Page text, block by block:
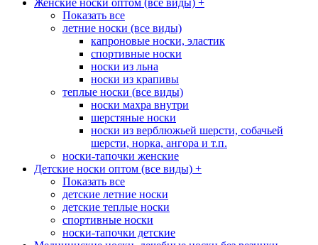
Показать все
летние носки (все виды)
капроновые носки, эластик
спортивные носки
носки из льна
носки из крапивы
теплые носки (все виды)
носки махра внутри
шерстяные носки
носки из верблюжьей шерсти, собачьей
шерсти, норка, ангора и т.п.
носки-тапочки женские
Детские носки оптом (все виды) +
Показать все
детские летние носки
детские теплые носки
спортивные носки
носки-тапочки детские